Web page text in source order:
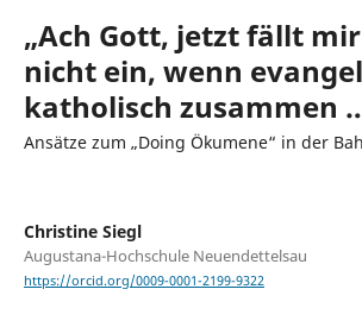
„Ach Gott, jetzt fällt
nicht ein, wenn
katholisch zusammen
Ansätze zum „Doing Ökumene“ in der
Christine Siegl
Augustana-Hochschule Neuendettelsau
https://orcid.org/0009-0001-2199-9322